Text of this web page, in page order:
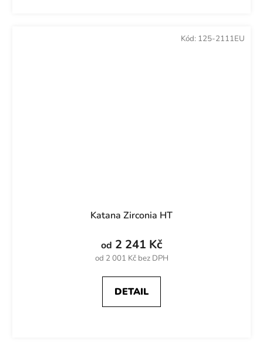
Katana Zirconia HT
od 2 001 Kč bez DPH
od 2 241 Kč
DETAIL
Kód: 125-2111EU